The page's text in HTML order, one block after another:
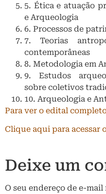
5. Ética e atuação
e Arqueologia
6. Processos de
7. Teorias
contemporâneas
8. Metodologia em
9. Estudos
sobre coletivos
10. Arqueologia e
Para ver o edital
Clique aqui para acessar
Deixe um
O seu endereço de e-